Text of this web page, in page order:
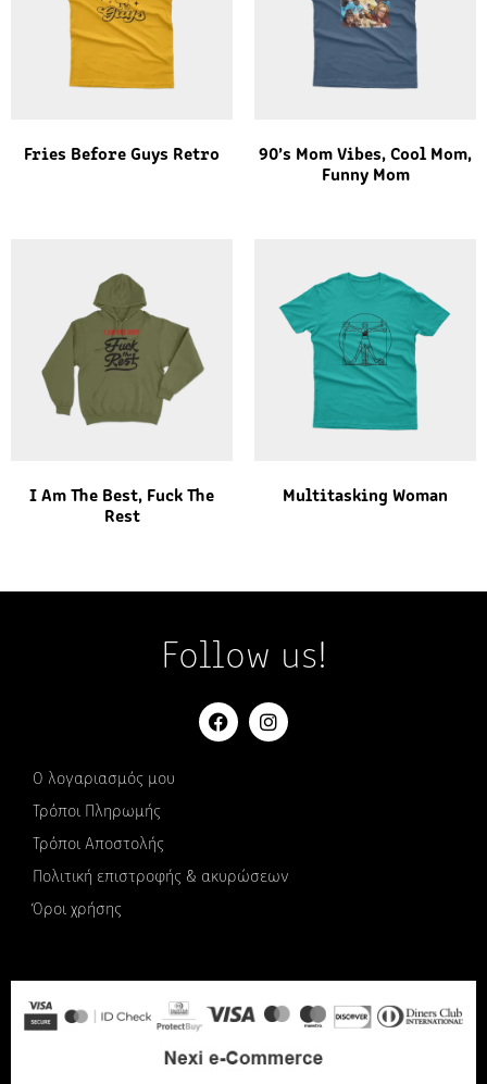
Fries Before Guys Retro
90’s Mom Vibes, Cool Mom,
Funny Mom
I Am The Best, Fuck The
Rest
Multitasking Woman
Follow us!
Ο λογαριασμός μου
Τρόποι Πληρωμής
Τρόποι Αποστολής
Πολιτική επιστροφής & ακυρώσεων
Όροι χρήσης